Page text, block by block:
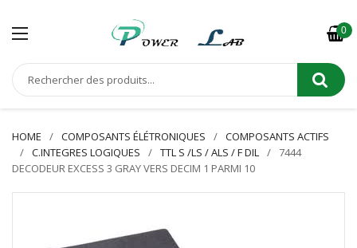
0
HOME COMPOSANTS ÉLÉTRONIQUES
COMPOSANTS ACTIFS
C.INTEGRES LOGIQUES
TTL S /LS / ALS / F DIL
7444
DECODEUR EXCESS 3 GRAY VERS DECIM 1 PARMI 10